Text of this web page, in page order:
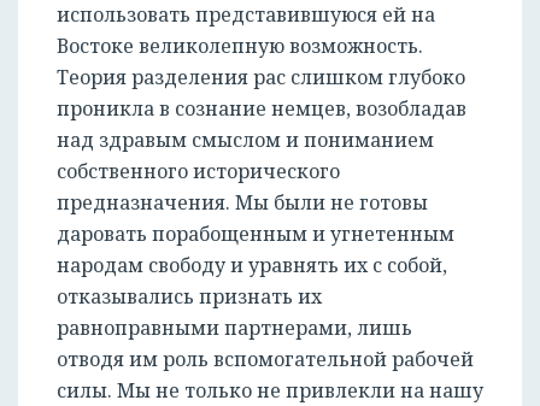
использовать представившуюся ей на
Востоке великолепную возможность.
Теория разделения рас слишком глубоко
проникла в сознание немцев, возобладав
над здравым смыслом и пониманием
собственного исторического
предназначения. Мы были не готовы
даровать порабощенным и угнетенным
народам свободу и уравнять их с собой,
отказывались признать их
равноправными партнерами, лишь
отводя им роль вспомогательной рабочей
силы. Мы не только не привлекли на нашу